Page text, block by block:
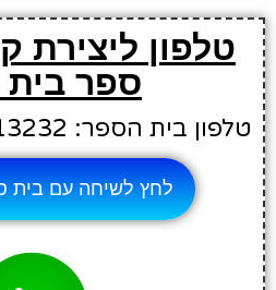
טלפון ליצירת
ספר בית
טלפון בית הספר: 03-5113232
לחץ לשיחה עם בית